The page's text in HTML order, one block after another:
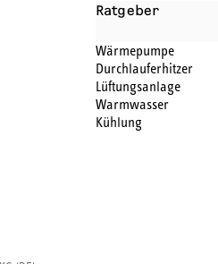
Ratgeber
Wärmepumpe
Durchlauferhitzer
Lüftungsanlage
Warmwasser
Kühlung